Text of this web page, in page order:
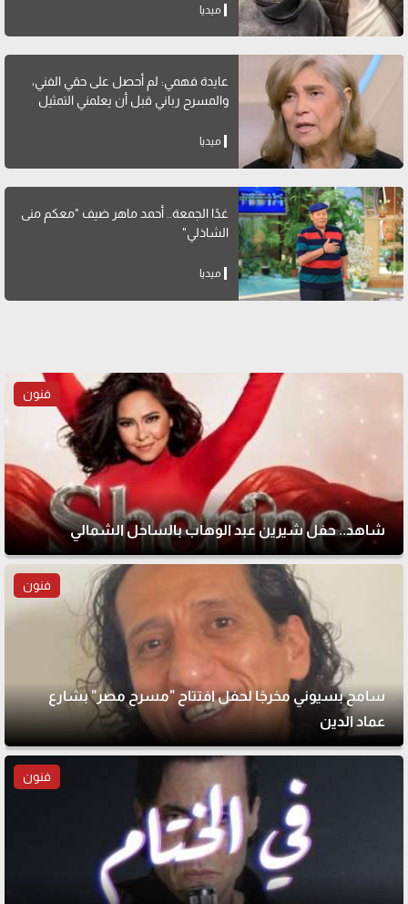
ميديا
عايدة فهمي: لم أحصل على حقي الفني،
والمسرح رباني قبل أن يعلمني التمثيل
ميديا
غدًا الجمعة.. أحمد ماهر ضيف "معكم منى
الشاذلي"
ميديا
فنون
شاهد.. حفل شيرين عبد الوهاب بالساحل الشمالي
فنون
سامح بسيوني مخرجًا لحفل افتتاح "مسرح مصر" بشارع
عماد الدين
فنون